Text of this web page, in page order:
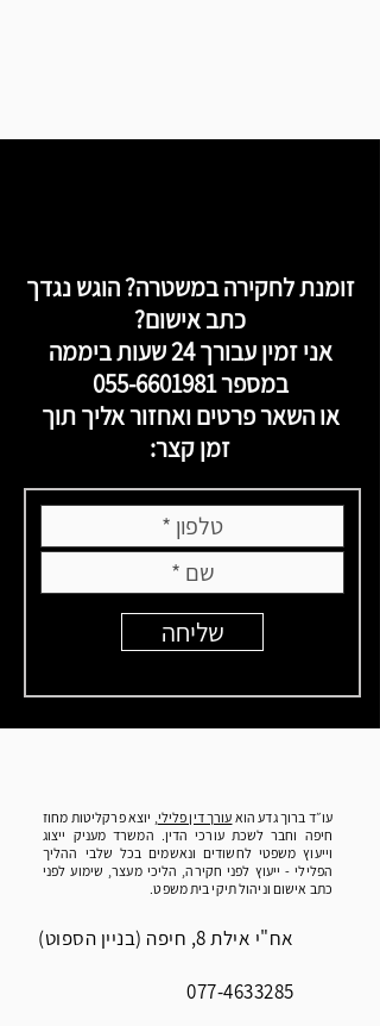
זומנת לחקירה במשטרה? הוגש נגדך
כתב אישום?
אני זמין עבורך 24 שעות ביממה
במספר055-6601981
או השאר פרטים ואחזור אליך תוך
זמן קצר:
שליחה
עו״ד ברוך גדע הוא עורך דין פלילי , יוצא פרקליטות מחוז
חיפה וחבר לשכת עורכי הדין. המשרד מעניק ייצוג
וייעוץ משפטי לחשודים ונאשמים בכל שלבי ההליך
הפלילי - ייעוץ לפני חקירה, הליכי מעצר, שימוע לפני
כתב אישום וניהול תיקי בית משפט.
אח"י אילת 8, חיפה (בניין הספוט)
077-4633285